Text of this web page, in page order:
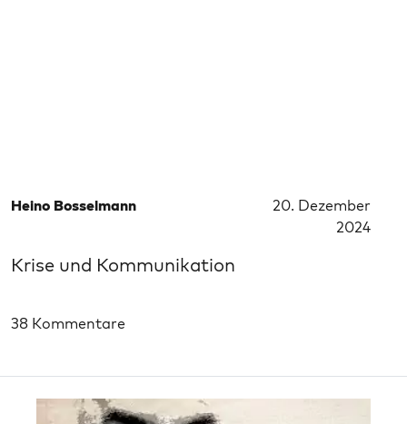
Heino Bosselmann
20. Dezember
2024
Krise und Kommunikation
38 Kommentare